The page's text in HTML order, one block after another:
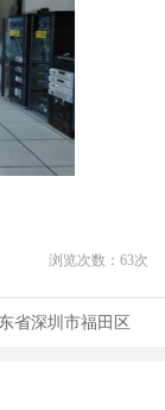
浏览次数： 63次
省深圳市福田区